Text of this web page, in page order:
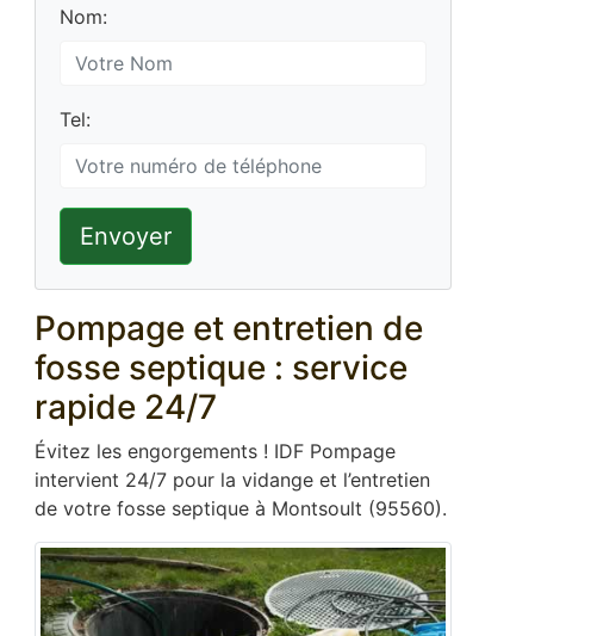
Nom:
Tel:
Envoyer
Pompage et entretien de
fosse septique : service
rapide 24/7
Évitez les engorgements ! IDF Pompage
intervient 24/7 pour la vidange et l’entretien
de votre fosse septique à Montsoult (95560).